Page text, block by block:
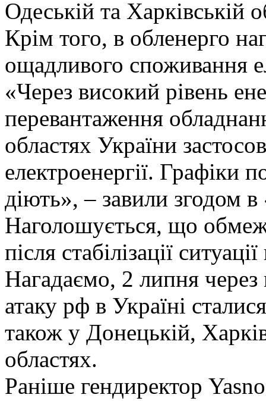
Одеській та Харківській
Крім того, в обленерго
ощадливого споживання
«Через високий рівень
перевантаження
областях України
електроенергії. Графіки
діють», – завили згодом
Наголошується, що
після стабілізації
Нагадаємо, 2 липня
атаку рф в Україні
також у Донецькій,
областях.
Раніше гендиректор